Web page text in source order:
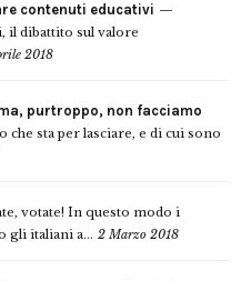
contenuti educativi
il dibattito sul valore
2018
purtroppo, non facciamo
che sta per lasciare, e di cui sono
votate! In questo modo i
gli italiani a... 2 Marzo 2018